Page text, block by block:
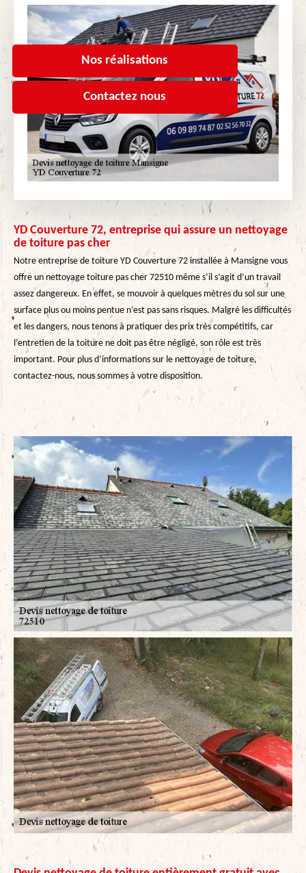
Nos réalisations
Contactez nous
YD Couverture 72, entreprise qui assure un nettoyage
de toiture pas cher
Notre entreprise de toiture YD Couverture 72 installée à Mansigne vous
offre un nettoyage toiture pas cher 72510 même s’il s’agit d’un travail
assez dangereux. En effet, se mouvoir à quelques mètres du sol sur une
surface plus ou moins pentue n’est pas sans risques. Malgré les difficultés
et les dangers, nous tenons à pratiquer des prix très compétitifs, car
l’entretien de la toiture ne doit pas être négligé, son rôle est très
important. Pour plus d’informations sur le nettoyage de toiture,
contactez-nous, nous sommes à votre disposition.